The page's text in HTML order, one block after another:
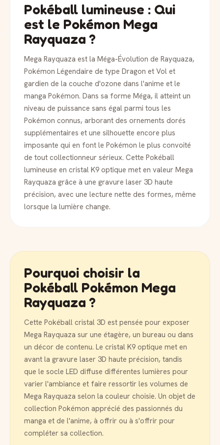
Pokéball lumineuse : Qui
est le Pokémon Mega
Rayquaza ?
Mega Rayquaza est la Méga-Évolution de Rayquaza,
Pokémon Légendaire de type Dragon et Vol et
gardien de la couche d'ozone dans l'anime et le
manga Pokémon. Dans sa forme Méga, il atteint un
niveau de puissance sans égal parmi tous les
Pokémon connus, arborant des ornements dorés
supplémentaires et une silhouette encore plus
imposante qui en font le Pokémon le plus convoité
de tout collectionneur sérieux. Cette Pokéball
lumineuse en cristal K9 optique met en valeur Mega
Rayquaza grâce à une gravure laser 3D haute
précision, avec une lecture nette des formes, même
lorsque la lumière change.
Pourquoi choisir la
Pokéball Pokémon Mega
Rayquaza ?
Cette Pokéball cristal 3D est pensée pour exposer
Mega Rayquaza sur une étagère, un bureau ou dans
un décor de contenu. Le cristal K9 optique met en
avant la gravure laser 3D haute précision, tandis
que le socle LED diffuse différentes lumières pour
varier l'ambiance et faire ressortir les volumes de
Mega Rayquaza selon la couleur choisie. Un objet de
collection Pokémon apprécié des passionnés du
manga et de l'anime, à offrir ou à s'offrir pour
compléter sa collection.